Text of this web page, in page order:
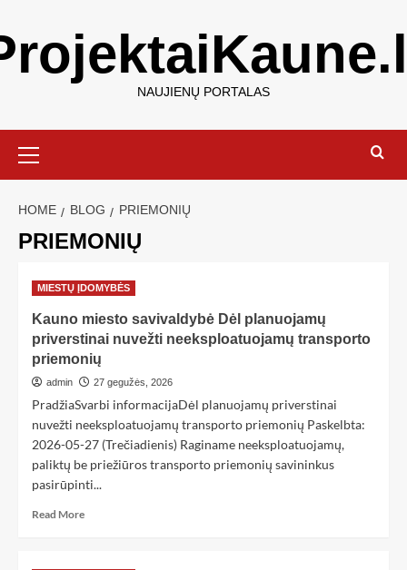
NAUJIENŲ PORTALAS
HOME BLOG PRIEMONIŲ
PRIEMONIŲ
MIESTŲ ĮDOMYBĖS
Kauno miesto savivaldybė Dėl planuojamų
priverstinai nuvežti neeksploatuojamų transporto
priemonių
admin 27 gegužės, 2026
PradžiaSvarbi informacijaDėl planuojamų priverstinai
nuvežti neeksploatuojamų transporto priemonių Paskelbta:
2026-05-27 (Trečiadienis) Raginame neeksploatuojamų,
paliktų be priežiūros transporto priemonių savininkus
pasirūpinti...
Read More